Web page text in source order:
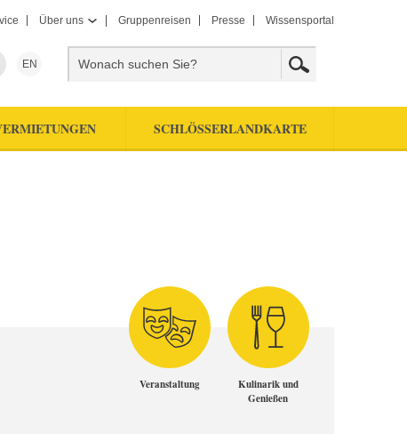
Über uns Gruppenreisen Presse Wissensportal
EN
SCHLÖSSERLANDKARTE
Veranstaltung
Kulinarik und
Genießen